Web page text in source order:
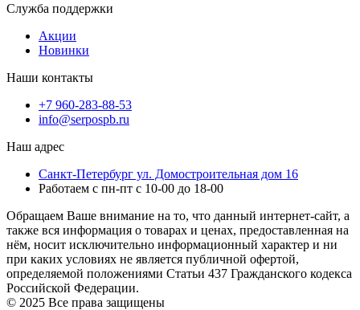
Служба поддержки
Акции
Новинки
Наши контакты
+7 960-283-88-53
info@serpospb.ru
Наш адрес
Санкт-Петербург ул. Домостроительная дом 16
Работаем с пн-пт с 10-00 до 18-00
Обращаем Ваше внимание на то, что данный интернет-сайт, а
также вся информация о товарах и ценах, предоставленная на
нём, носит исключительно информационный характер и ни
при каких условиях не является публичной офертой,
определяемой положениями Статьи 437 Гражданского кодекса
Российской Федерации.
© 2025 Все права защищены